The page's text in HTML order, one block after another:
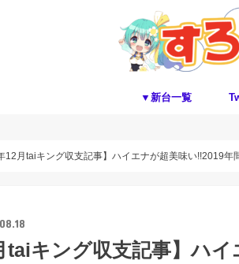
▼新台一覧
12月taiキング収支記事】ハイエナが超美味い!!2019
taiキング収支記事】ハ